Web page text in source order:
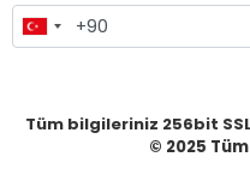
Tüm bilgileriniz 256bit
© 2025